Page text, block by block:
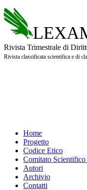
Rivista Trimestrale di
Rivista classificata scientifica e di
Home
Progetto
Codice Etico
Comitato
Autori
Archivio
Contatti